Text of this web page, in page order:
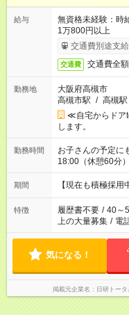
給与
無資格未経験：
1万800円以上
交通費別途支
交通費 交通費全
勤務地
大阪府高槻市
高槻市駅 / 高槻駅
≪自宅からドア
します。
勤務時間
お子さんの予定にも柔軟
18:00（休憩60分
19:00（休憩60分） ※Wワーク希望の方へ 今ご覧のお仕事
望する勤務時間
期間 【現在も積極採
特徴 履歴書不要 / 40～
上の大量募集 / 電
気になる！
掲載元企業名 日研トー